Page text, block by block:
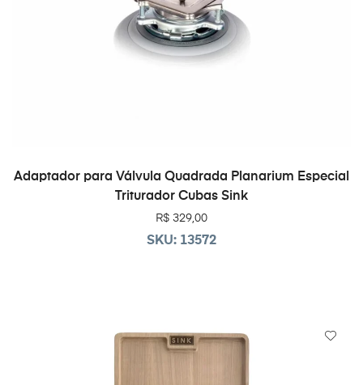
ADICIONAR AO CARRINHO
Adaptador para Válvula Quadrada Planarium Especial
Triturador Cubas Sink
R$ 329,00
SKU: 13572